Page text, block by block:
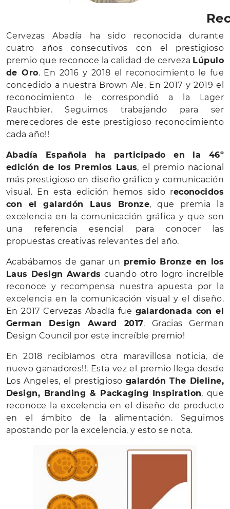
Cervezas Abadía ha sido reconocida durante
cuatro años consecutivos con el prestigioso
premio que reconoce la calidad de cerveza Lúpulo
de Oro. En 2016 y 2018 el reconocimiento le fue
concedido a nuestra Brown Ale. En 2017 y 2019 el
reconocimiento le correspondió a la Lager
Rauchbier. Seguimos trabajando para ser
merecedores de este prestigioso reconocimiento
cada año!!
Abadía Española ha participado en la 46º
edición de los Premios Laus, el premio nacional
más prestigioso en diseño gráfico y comunicación
visual. En esta edición hemos sido reconocidos
con el galardón Laus Bronze, que premia la
excelencia en la comunicación gráfica y que son
una referencia esencial para conocer las
propuestas creativas relevantes del año.
Acabábamos de ganar un premio Bronze en los
Laus Design Awards cuando otro logro increíble
reconoce y recompensa nuestra apuesta por la
excelencia en la comunicación visual y el diseño.
En 2017 Cervezas Abadía fue galardonada con el
German Design Award 2017. Gracias German
Design Council por este increíble premio!
En 2018 recibíamos otra maravillosa noticia, de
nuevo ganadores!!. Esta vez el premio llega desde
Los Angeles, el prestigioso galardón The Dieline,
Design, Branding & Packaging Inspiration, que
reconoce la excelencia en el diseño de producto
en el ámbito de la alimentación. Seguimos
apostando por la excelencia, y esto se nota.